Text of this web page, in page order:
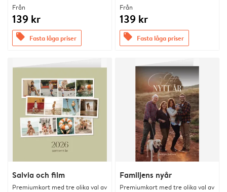
Från
139 kr
offers Fasta låga priser
Från
139 kr
offers Fasta låga priser
Salvia och film
Premiumkort med tre olika val av
Familjens nyår
Premiumkort med tre olika val av